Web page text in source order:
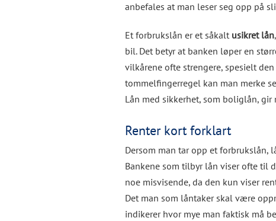
anbefales at man leser seg opp på
Et forbrukslån er et såkalt usikret lån
bil. Det betyr at banken løper en
vilkårene ofte strengere, spesielt
tommelfingerregel kan man merke
Lån med sikkerhet, som boliglån,
Renter kort forklart
Dersom man tar opp et forbrukslån,
Bankene som tilbyr lån viser ofte til
noe misvisende, da den kun viser
Det man som låntaker skal være
indikerer hvor mye man faktisk må